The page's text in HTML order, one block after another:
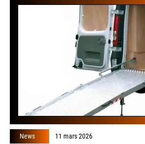
News 11 mars 2026